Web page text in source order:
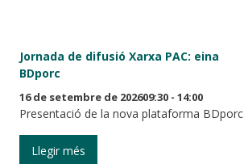
Jornada de difusió Xarxa PAC: eina
BDporc
16 de setembre de 202609:30 - 14:00
Presentació de la nova plataforma BDporc
Llegir més